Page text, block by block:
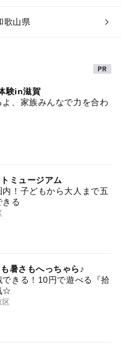
歌山県
験in滋賀
、家族みんなで力を合わ
ミュージアム
！子どもから大人まで五
きる
暑さもへっちゃら♪
きる！10円で遊べる『拾
☆
区